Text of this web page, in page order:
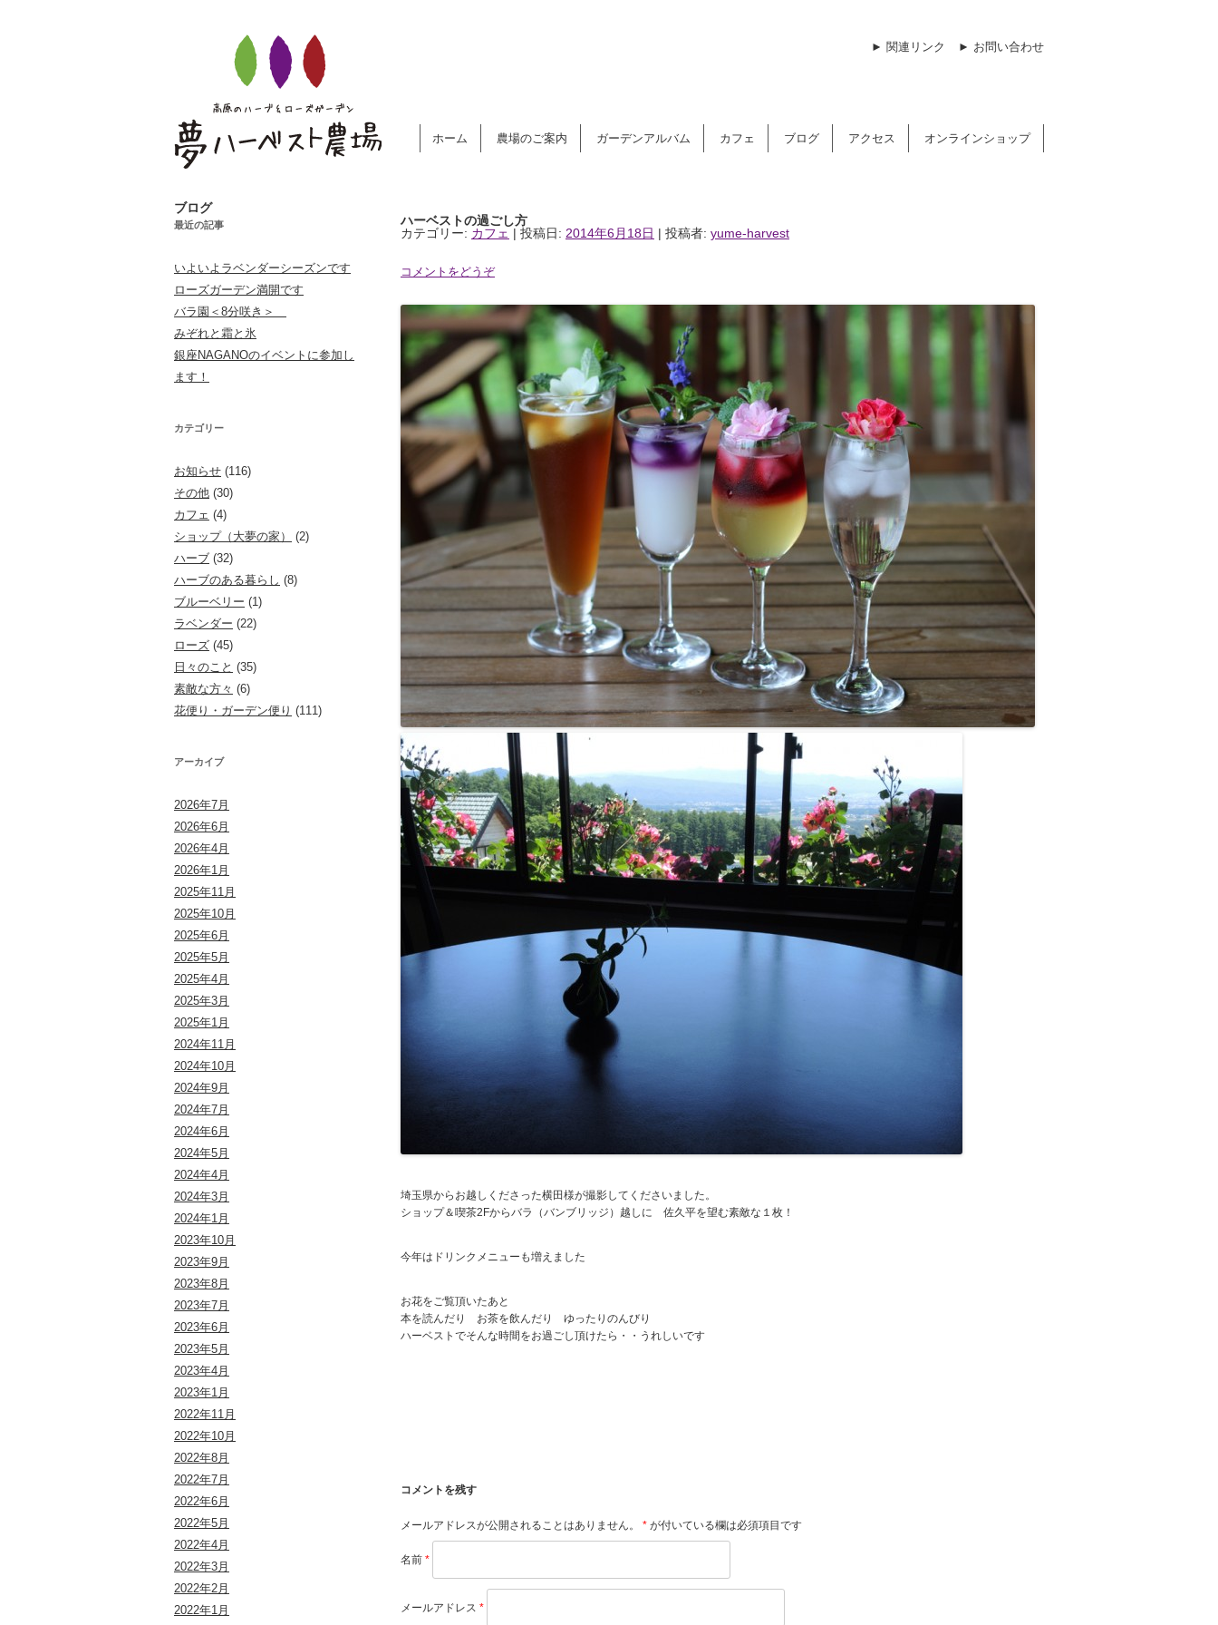
► 関連リンク ► お問い合わせ
ホーム 農場のご案内 ガーデンアルバム カフェ ブログ アクセス オンラインショップ
ブログ
ハーベストの過ごし方
カテゴリー: カフェ | 投稿日: 2014年6月18日 | 投稿者: yume-harvest
コメントをどうぞ
埼玉県からお越しくださった横田様が撮影してくださいました。
ショップ＆喫茶2Fからバラ（バンブリッジ）越しに 佐久平を望む素敵な１枚！
今年はドリンクメニューも増えました
お花をご覧頂いたあと
本を読んだり お茶を飲んだり ゆったりのんびり
ハーベストでそんな時間をお過ごし頂けたら・・うれしいです
コメントを残す
メールアドレスが公開されることはありません。 * が付いている欄は必須項目です
名前 *
メールアドレス *
最近の記事
いよいよラベンダーシーズンです
ローズガーデン満開です
バラ園＜8分咲き＞
みぞれと霜と氷
銀座NAGANOのイベントに参加し
ます！
カテゴリー
お知らせ (116)
その他 (30)
カフェ (4)
ショップ（大夢の家）
(2)
ハーブ (32)
ハーブのある暮らし (8)
ブルーベリー (1)
ラベンダー (22)
ローズ (45)
日々のこと (35)
素敵な方々 (6)
花便り・ガーデン便り (111)
アーカイブ
2026年7月
2026年6月
2026年4月
2026年1月
2025年11月
2025年10月
2025年6月
2025年5月
2025年4月
2025年3月
2025年1月
2024年11月
2024年10月
2024年9月
2024年7月
2024年6月
2024年5月
2024年4月
2024年3月
2024年1月
2023年10月
2023年9月
2023年8月
2023年7月
2023年6月
2023年5月
2023年4月
2023年1月
2022年11月
2022年10月
2022年8月
2022年7月
2022年6月
2022年5月
2022年4月
2022年3月
2022年2月
2022年1月